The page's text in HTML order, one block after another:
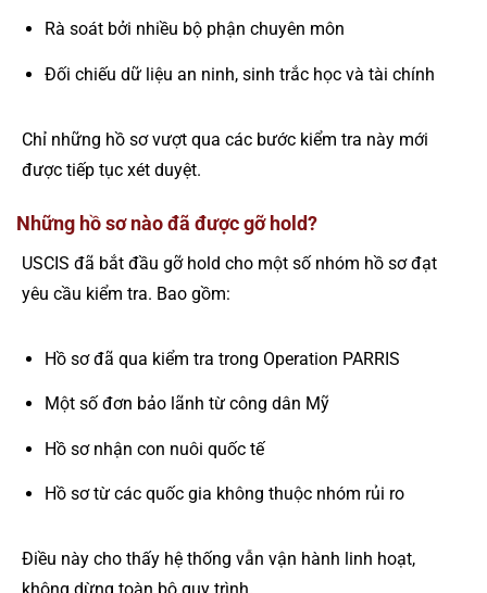
Rà soát bởi nhiều bộ phận chuyên môn
Đối chiếu dữ liệu an ninh, sinh trắc học và tài chính
Chỉ những hồ sơ vượt qua các bước kiểm tra này mới
được tiếp tục xét duyệt.
Những hồ sơ nào đã được gỡ hold?
USCIS đã bắt đầu gỡ hold cho một số nhóm hồ sơ đạt
yêu cầu kiểm tra. Bao gồm:
Hồ sơ đã qua kiểm tra trong Operation PARRIS
Một số đơn bảo lãnh từ công dân Mỹ
Hồ sơ nhận con nuôi quốc tế
Hồ sơ từ các quốc gia không thuộc nhóm rủi ro
Điều này cho thấy hệ thống vẫn vận hành linh hoạt,